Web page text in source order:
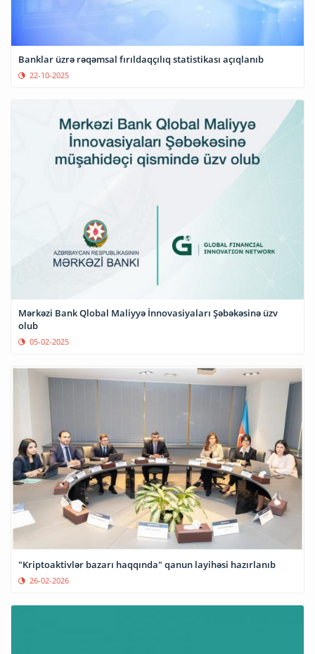
Banklar üzrə rəqəmsal fırıldaqçılıq statistikası açıqlanıb
22-10-2025
Mərkəzi Bank Qlobal Maliyyə İnnovasiyaları Şəbəkəsinə üzv
olub
05-02-2025
"Kriptoaktivlər bazarı haqqında" qanun layihəsi hazırlanıb
26-02-2026